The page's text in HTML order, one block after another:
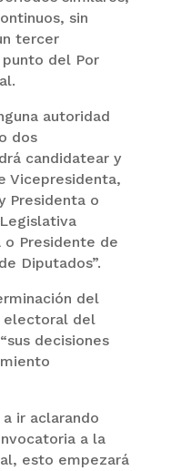
sin
tercer
del Por
autoridad
dos
candidatear y
Vicepresidenta,
Presidenta o
o Presidente de
Diputados”.
del
electoral del
decisiones
ir aclarando
a la
esto empezará